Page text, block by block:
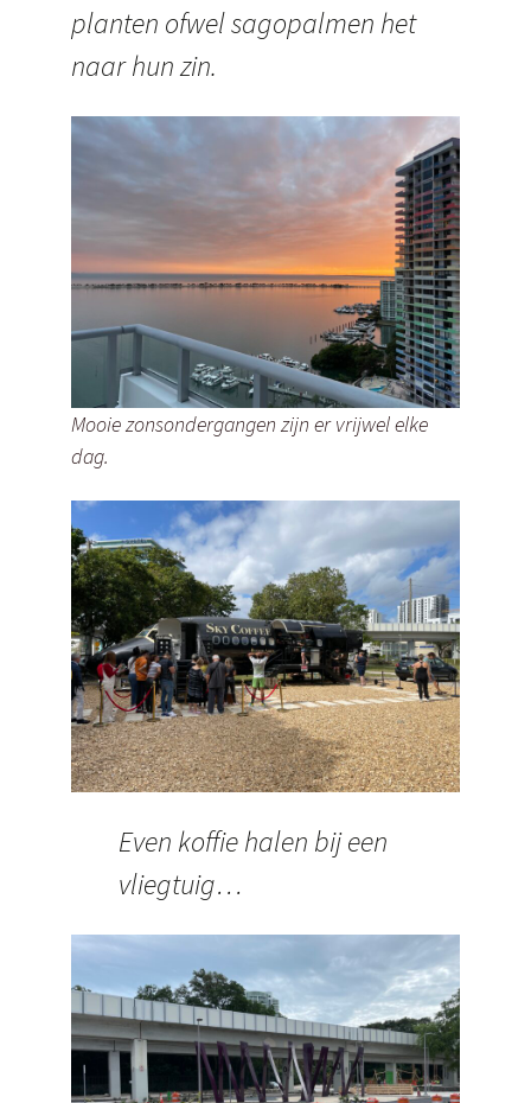
planten ofwel sagopalmen het
naar hun zin.
Mooie zonsondergangen zijn er vrijwel elke
dag.
Even koffie halen bij een
vliegtuig…